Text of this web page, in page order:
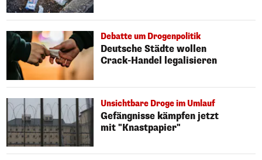
Debatte um Drogenpolitik
Deutsche Städte wollen
Crack-Handel legalisieren
Unsichtbare Droge im Umlauf
Gefängnisse kämpfen jetzt
mit "Knastpapier"